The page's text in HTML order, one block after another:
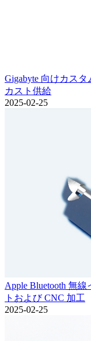
Gigabyte 向けカス
カスト供給
2025-02-25
Apple Bluetooth 無
トおよび CNC 加工
2025-02-25